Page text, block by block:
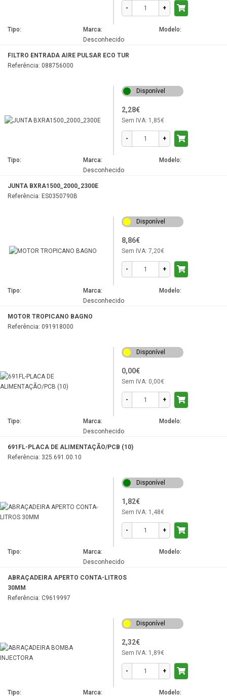
Tipo:
Marca:
Desconhecido
Modelo:
FILTRO ENTRADA AIRE PULSAR ECO TUR
Referência: 088756000
- +
Tipo:
Marca:
Desconhecido
Modelo:
JUNTA BXRA1500_2000_2300E
Referência: ES0350790B
Disponível
2,28€
Sem IVA: 1,85€
- +
Tipo:
Marca:
Desconhecido
Modelo:
MOTOR TROPICANO BAGNO
Referência: 091918000
Disponível
8,86€
Sem IVA: 7,20€
- +
Tipo:
Marca:
Desconhecido
Modelo:
691FL-PLACA DE ALIMENTAÇÃO/PCB (10)
Referência: 325.691.00.10
Disponível
0,00€
Sem IVA: 0,00€
- +
Tipo:
Marca:
Desconhecido
Modelo:
ABRAÇADEIRA APERTO CONTA-LITROS
30MM
Referência: C9619997
Disponível
1,82€
Sem IVA: 1,48€
- +
Tipo: Marca: Modelo:
Disponível
2,32€
Sem IVA: 1,89€
- +